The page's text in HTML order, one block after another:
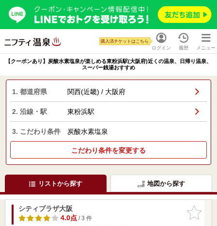
ログイン
購入済チケットはこちら
履歴 メニュー
【クーポンあり】炭酸水素塩泉が楽しめる東粉浜駅(大阪府)近くの温泉、日帰り温泉、
スーパー銭湯おすすめ
1. 都道府県 関西(近畿) / 大阪府
2. 沿線・駅 東粉浜駅
3. こだわり条件 炭酸水素塩泉
こだわり条件を変更する
リストから探す 地図から探す
お気に入
りに追加
シティプラザ大阪
4.0点/ 3 件